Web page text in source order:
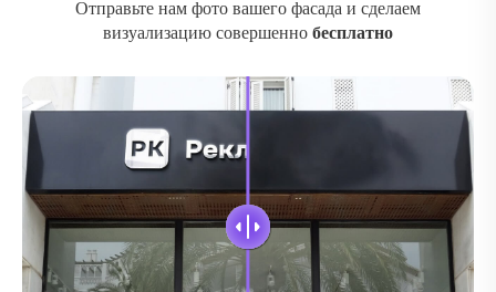
Отправьте нам фото вашего фасада и сделаем
визуализацию совершенно бесплатно